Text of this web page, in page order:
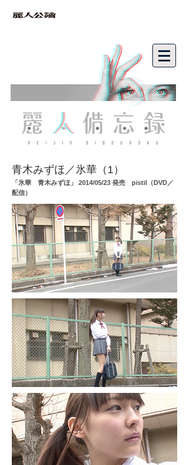
青木みずほ／氷華（1）
「氷華 青木みずほ」 2014/05/23 発売 pistil（DVD／
配信）